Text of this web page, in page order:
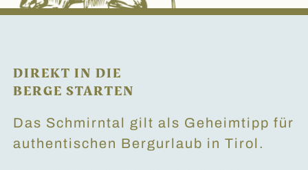
DIREKT IN DIE
BERGE STARTEN
Das Schmirntal gilt als Geheimtipp für
authentischen Bergurlaub in Tirol.